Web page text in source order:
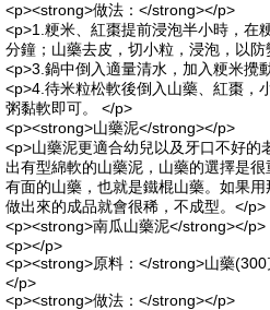
<p><strong>做法：</strong></p>
<p>1.粳米、紅棗提前浸泡半小時，在
分鐘；山藥去皮，切小粒，浸泡，以
<p>3.鍋中倒入適量清水，加入粳米攪
<p>4.待米粒松軟後倒入山藥、紅棗，
粥黏軟即可。 </p>
<p><strong>山藥泥</strong></p>
<p>山藥泥更適合幼兒以及牙口不好的
出有型綿軟的山藥泥，山藥的選擇是很
有面的山藥，也就是鐵棍山藥。如果用
做出來的成品就會很稀，不成型。</p>
<p><strong>南瓜山藥泥</strong></p>
<p></p>
<p><strong>原料：</strong>山藥
</p>
<p><strong>做法：</strong></p>